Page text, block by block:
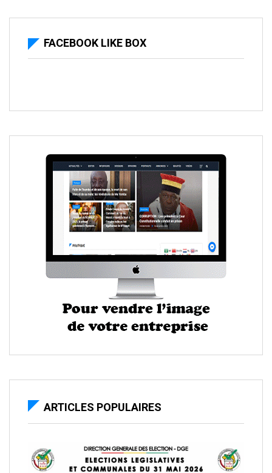
FACEBOOK LIKE BOX
ARTICLES POPULAIRES